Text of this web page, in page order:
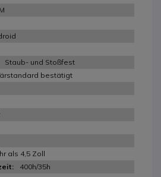
Staub- und Stoßfest
bestätigt
als 4,5 Zoll
400h/35h